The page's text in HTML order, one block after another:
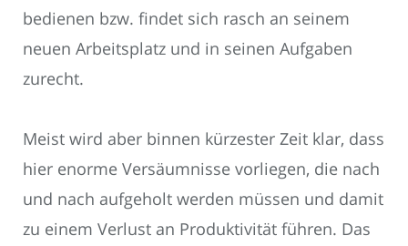
bedienen bzw. findet sich rasch an seinem
neuen Arbeitsplatz und in seinen Aufgaben
zurecht.
Meist wird aber binnen kürzester Zeit klar, dass
hier enorme Versäumnisse vorliegen, die nach
und nach aufgeholt werden müssen und damit
zu einem Verlust an Produktivität führen. Das